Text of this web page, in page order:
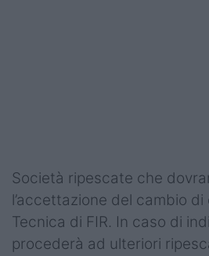
Società ripescate che
l’accettazione del cambio di
Tecnica di FIR. In caso di
procederà ad ulteriori